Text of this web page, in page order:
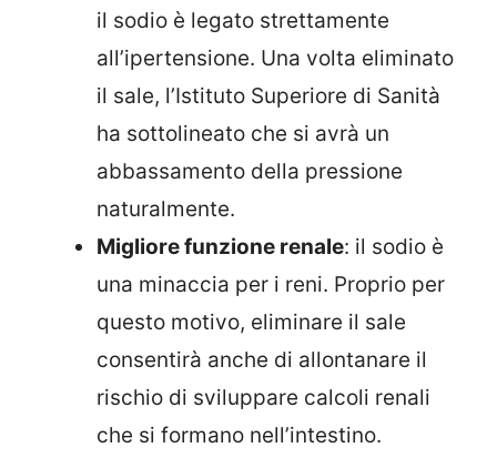
il sodio è legato strettamente
all’ipertensione. Una volta eliminato
il sale, l’Istituto Superiore di Sanità
ha sottolineato che si avrà un
abbassamento della pressione
naturalmente.
Migliore funzione renale: il sodio è
una minaccia per i reni. Proprio per
questo motivo, eliminare il sale
consentirà anche di allontanare il
rischio di sviluppare calcoli renali
che si formano nell’intestino.